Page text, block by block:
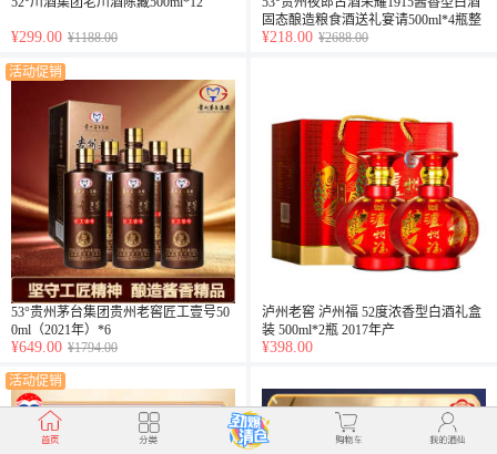
¥299.00 ¥1188.00
固态酿造粮食酒送礼宴请500ml*4瓶整
箱装
¥218.00 ¥2688.00
活动促销
53°贵州茅台集团贵州老窖匠工壹号50
0ml（2021年）*6
¥649.00 ¥1794.00
泸州老窖 泸州福 52度浓香型白酒礼盒
装 500ml*2瓶 2017年产
¥398.00
活动促销